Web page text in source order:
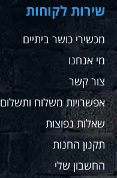
שירות לקוחות
מכשירי כושר ביתיים
מי אנחנו
צור קשר
אפשרויות משלוח ותשלום
שאלות נפוצות
תקנון החנות
החשבון שלי